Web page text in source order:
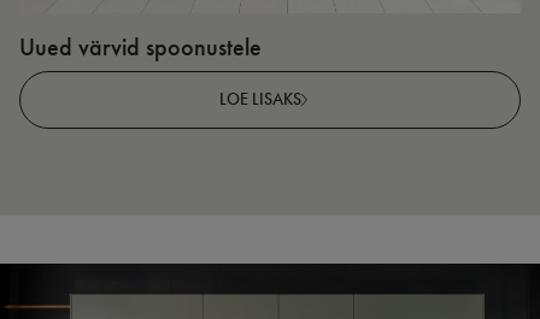
Uued värvid spoonustele
LOE LISAKS